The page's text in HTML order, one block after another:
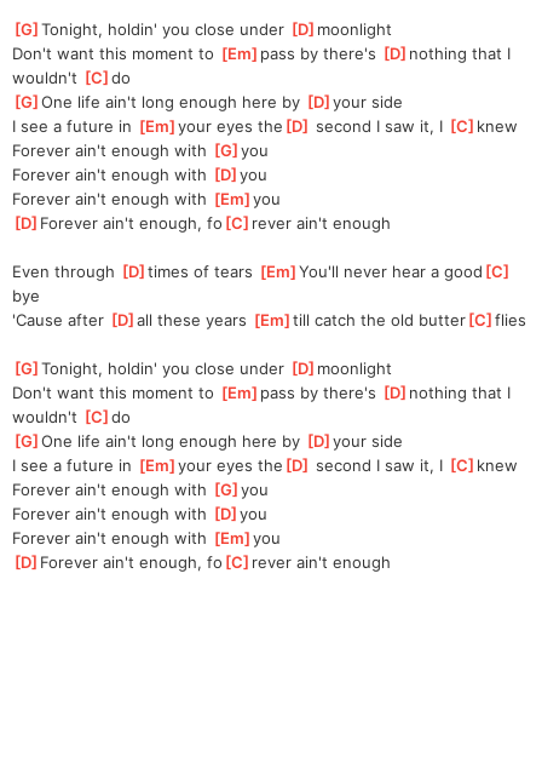
[G ]
Tonight, holdin' you close under [D ]moonlight
Don't want this moment to [Em ]pass by there's [D ]nothing that I
wouldn't [C ]
do
[G ]
One life ain't long enough here by [D ]
your side
I see a future in [Em ]
your eyes the [D ] second I saw it, I [C ]knew
Forever ain't enough with [G ]
you
Forever ain't enough with [D ]
you
Forever ain't enough with [Em ]
you
[D ]Forever ain't enough, fo [C ]rever ain't enough
Even through [D ]times of tears [Em ]
You'll never hear a good [C
bye
'Cause after [D ]
all these years [Em ]till catch the old butter[C ]
flies
[G ]
Tonight, holdin' you close under [D ]moonlight
Don't want this moment to [Em ]pass by there's [D ]nothing that I
wouldn't [C ]
do
[G ]
One life ain't long enough here by [D ]
your side
I see a future in [Em ]
your eyes the [D ] second I saw it, I [C ]knew
Forever ain't enough with [G ]
you
Forever ain't enough with [D ]
you
Forever ain't enough with [Em ]
you
[D ]Forever ain't enough, fo [C ]rever ain't enough